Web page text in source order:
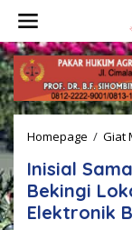
w
a
t
i
k
e
k
o
n
t
e
n
Homepage / Giat
Inisial
Bekingi
Elektronik